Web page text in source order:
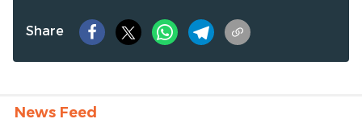
Share
News Feed